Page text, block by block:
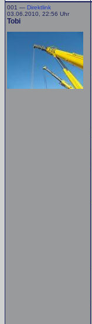
001 — Direktlink
03.06.2010, 22:56 Uhr
Tobi